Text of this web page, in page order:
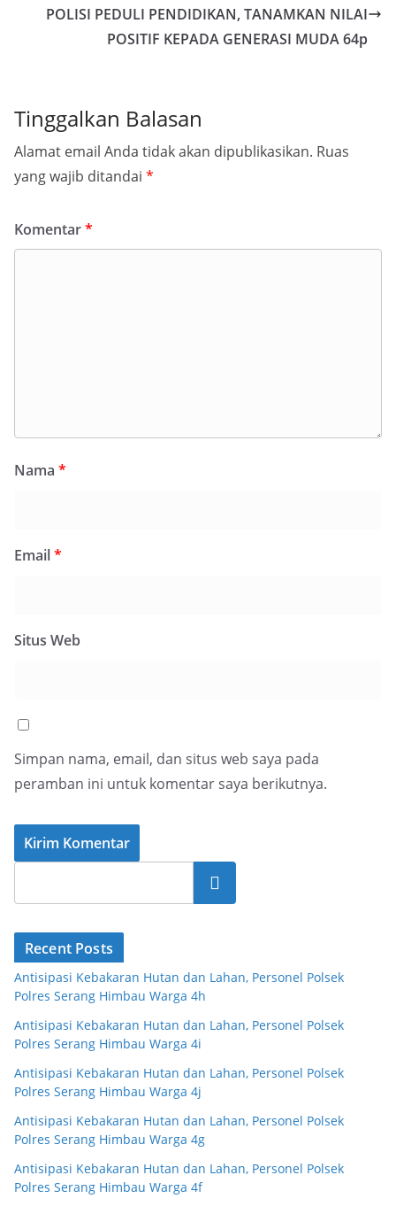
POLISI PEDULI PENDIDIKAN, TANAMKAN NILAI
POSITIF KEPADA GENERASI MUDA 64p
Tinggalkan Balasan
Alamat email Anda tidak akan dipublikasikan. Ruas
yang wajib ditandai *
Komentar*
Nama *
Email*
Situs Web
Simpan nama, email, dan situs web saya pada
peramban ini untuk komentar saya berikutnya.
Cari
Recent Posts
Antisipasi Kebakaran Hutan dan Lahan, Personel Polsek
Polres Serang Himbau Warga 4h
Antisipasi Kebakaran Hutan dan Lahan, Personel Polsek
Polres Serang Himbau Warga 4i
Antisipasi Kebakaran Hutan dan Lahan, Personel Polsek
Polres Serang Himbau Warga 4j
Antisipasi Kebakaran Hutan dan Lahan, Personel Polsek
Polres Serang Himbau Warga 4g
Antisipasi Kebakaran Hutan dan Lahan, Personel Polsek
Polres Serang Himbau Warga 4f